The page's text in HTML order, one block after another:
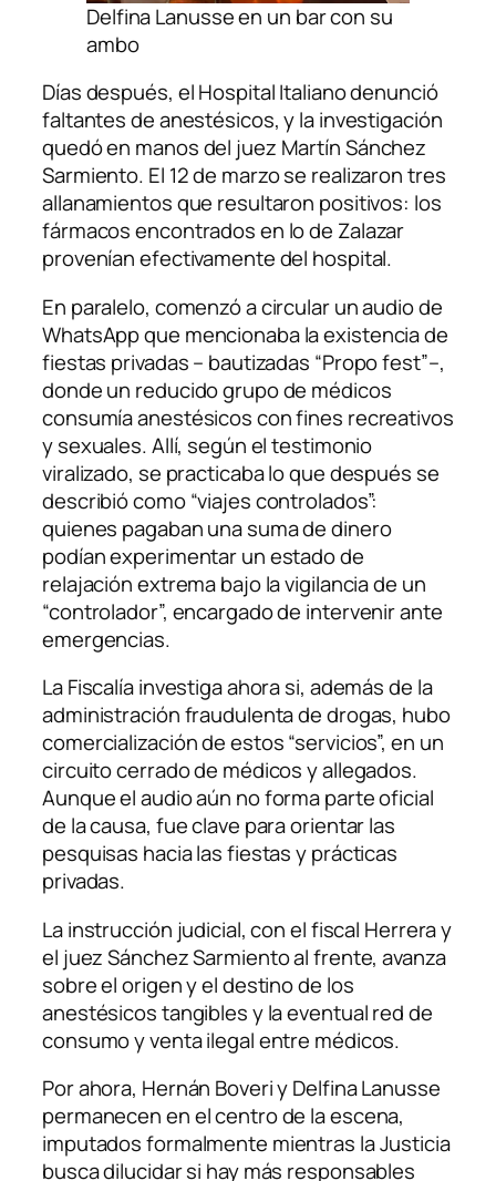
Delfina Lanusse en un bar con su
ambo
Días después, el Hospital Italiano denunció
faltantes de anestésicos, y la investigación
quedó en manos del juez Martín Sánchez
Sarmiento. El 12 de marzo se realizaron tres
allanamientos que resultaron positivos: los
fármacos encontrados en lo de Zalazar
provenían efectivamente del hospital.
En paralelo, comenzó a circular un audio de
WhatsApp que mencionaba la existencia de
fiestas privadas – bautizadas “Propo fest”–,
donde un reducido grupo de médicos
consumía anestésicos con fines recreativos
y sexuales. Allí, según el testimonio
viralizado, se practicaba lo que después se
describió como “viajes controlados”:
quienes pagaban una suma de dinero
podían experimentar un estado de
relajación extrema bajo la vigilancia de un
“controlador”, encargado de intervenir ante
emergencias.
La Fiscalía investiga ahora si, además de la
administración fraudulenta de drogas, hubo
comercialización de estos “servicios”, en un
circuito cerrado de médicos y allegados.
Aunque el audio aún no forma parte oficial
de la causa, fue clave para orientar las
pesquisas hacia las fiestas y prácticas
privadas.
La instrucción judicial, con el fiscal Herrera y
el juez Sánchez Sarmiento al frente, avanza
sobre el origen y el destino de los
anestésicos tangibles y la eventual red de
consumo y venta ilegal entre médicos.
Por ahora, Hernán Boveri y Delfina Lanusse
permanecen en el centro de la escena,
imputados formalmente mientras la Justicia
busca dilucidar si hay más responsables